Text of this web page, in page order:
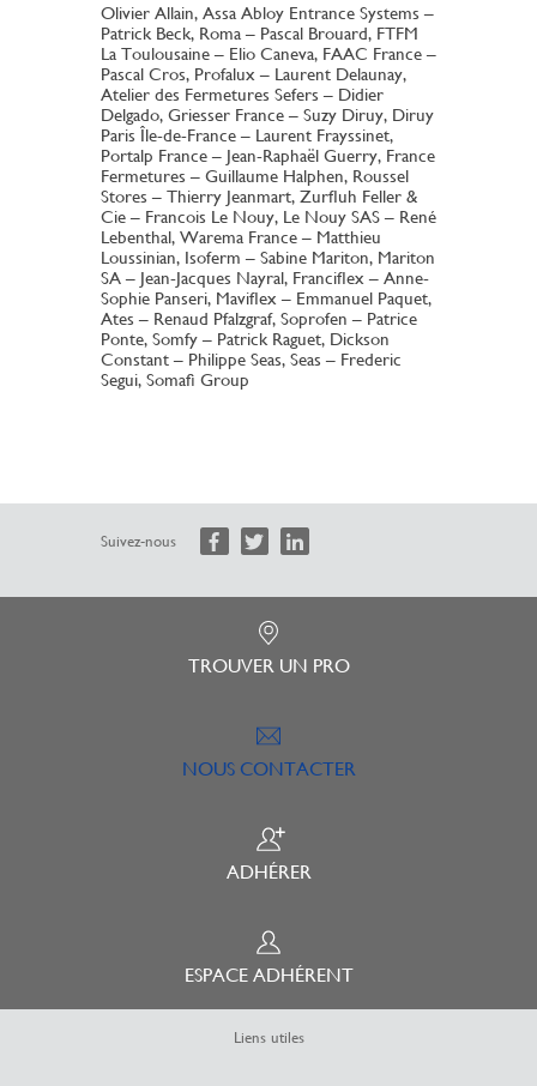
Olivier Allain, Assa Abloy Entrance Systems –
Patrick Beck, Roma – Pascal Brouard, FTFM
La Toulousaine – Elio Caneva, FAAC France –
Pascal Cros, Profalux – Laurent Delaunay,
Atelier des Fermetures Sefers – Didier
Delgado, Griesser France – Suzy Diruy, Diruy
Paris Île-de-France – Laurent Frayssinet,
Portalp France – Jean-Raphaël Guerry, France
Fermetures – Guillaume Halphen, Roussel
Stores – Thierry Jeanmart, Zurfluh Feller &
Cie – Francois Le Nouy, Le Nouy SAS – René
Lebenthal, Warema France – Matthieu
Loussinian, Isoferm – Sabine Mariton, Mariton
SA – Jean-Jacques Nayral, Franciflex – Anne-
Sophie Panseri, Maviflex – Emmanuel Paquet,
Ates – Renaud Pfalzgraf, Soprofen – Patrice
Ponte, Somfy – Patrick Raguet, Dickson
Constant – Philippe Seas, Seas – Frederic
Segui, Somafi Group
Suivez-nous
TROUVER UN PRO
NOUS CONTACTER
ADHÉRER
ESPACE ADHÉRENT
Liens utiles